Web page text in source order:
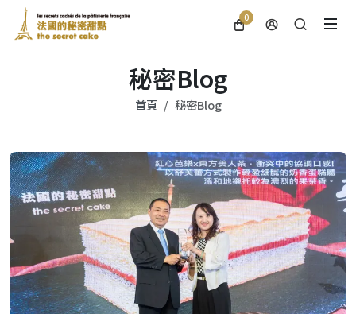
0
秘密Blog
首頁 秘密Blog